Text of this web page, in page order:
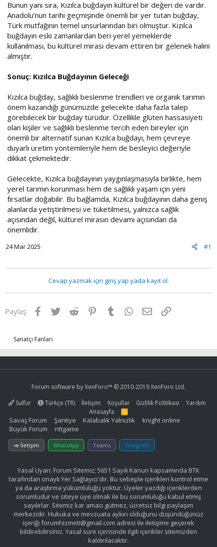
Bunun yanı sıra, Kızılca buğdayın kültürel bir değeri de vardır.
Anadolu’nun tarihi geçmişinde önemli bir yer tutan buğday,
Türk mutfağının temel unsurlarından biri olmuştur. Kızılca
buğdayın eski zamanlardan beri yerel yemeklerde
kullanılması, bu kültürel mirası devam ettiren bir gelenek halini
almıştır.
Sonuç: Kızılca Buğdayının Geleceği
Kızılca buğday, sağlıklı beslenme trendleri ve organik tarımın
önem kazandığı günümüzde gelecekte daha fazla talep
görebilecek bir buğday türüdür. Özellikle glüten hassasiyeti
olan kişiler ve sağlıklı beslenme tercih eden bireyler için
önemli bir alternatif sunan Kızılca buğdayı, hem çevreye
duyarlı üretim yöntemleriyle hem de besleyici değeriyle
dikkat çekmektedir.
Gelecekte, Kızılca buğdayının yaygınlaşmasıyla birlikte, hem
yerel tarımın korunması hem de sağlıklı yaşam için yeni
fırsatlar doğabilir. Bu bağlamda, Kızılca buğdayının daha geniş
alanlarda yetiştirilmesi ve tüketilmesi, yalnızca sağlık
açısından değil, kültürel mirasın devamı açısından da
önemlidir.
#1
24 Mar 2025
Cevap yazmak için giriş yap yada kayıt ol.
Paylaş: Facebook
TwitterReddit Pinterest
Tumblr WhatsApp
E-postaLink
Sanatçı Fanları
Forum software by XenForo™ © 2010-2019 XenForo Ltd.
Sulfur
Türkçe (TR) İletişim Koşullar Gizlilik Politikası
Yardım
Anasayfa
R
S
Savaş Forum Şantiye Kalabalık Yalnızlık
knight online
Büyük Forum
nttgame
📣 İletişim WhatsApp Teams Telegram
Yasal Uyarı: Forum Sitemiz; 5651 Sayılı Kanun kapsamında BTK
tarafından onaylı Yer Sağlayıcı'dır. Bu sebeple içerikleri kontrol etme
ya da araştırma yükümlülüğü yoktur. Üyeler yazdığı içeriklerden
sorumludur ve siteye üye olmak ile bu sorumluluğu kabul etmiş
sayılırlar. Sitemiz kar amacı gütmez, ücretsiz bilgi paylaşım
merkezidir. Hukuka ve mevzuata aykırı olduğunu düşündüğünüz
içeriği forumhizmeti@gmail.com adresi ile iletişime geçerek
bildirebilirsiniz. Yasal süre içerisinde ilgili içerikler sitemizden
kaldırılacaktır.